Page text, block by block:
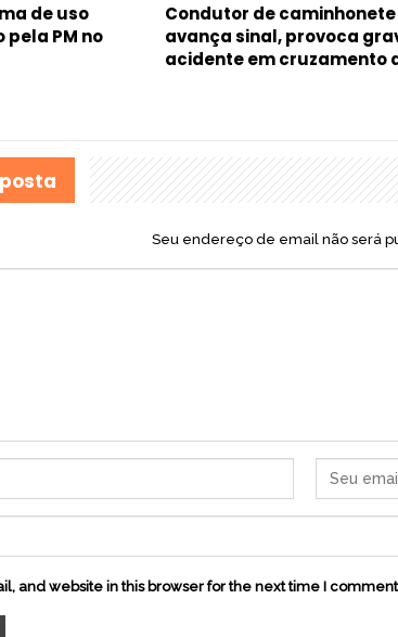
de uso
PM no
Condutor de caminhonete
avança sinal, provoca
acidente em cruzamento
Seu endereço de email não será
and website in this browser for the next time I